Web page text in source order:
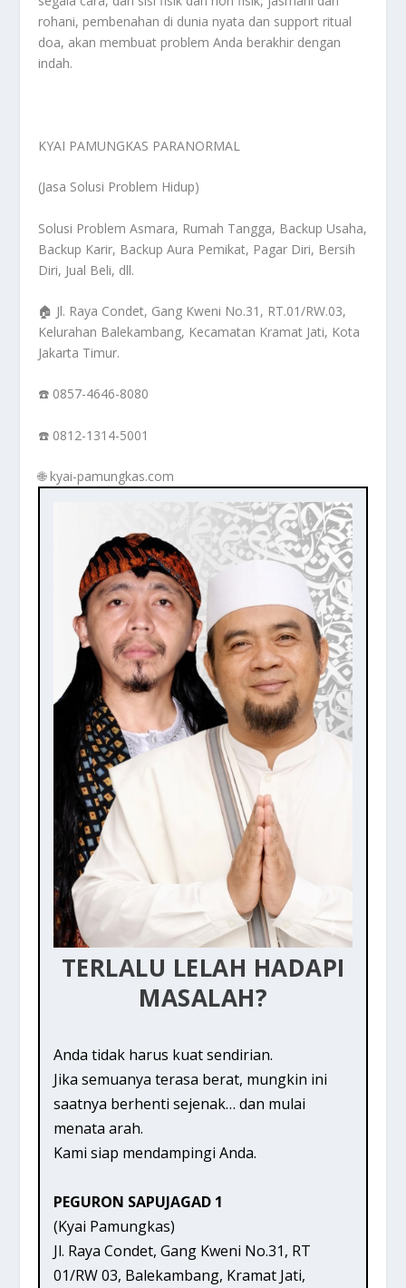
rohani, pembenahan di dunia nyata dan support ritual
doa, akan membuat problem Anda berakhir dengan
indah.
KYAI PAMUNGKAS PARANORMAL
(Jasa Solusi Problem Hidup)
Solusi Problem Asmara, Rumah Tangga, Backup Usaha,
Backup Karir, Backup Aura Pemikat, Pagar Diri, Bersih
Diri, Jual Beli, dll.
🏠 Jl. Raya Condet, Gang Kweni No.31, RT.01/RW.03,
Kelurahan Balekambang, Kecamatan Kramat Jati, Kota
Jakarta Timur.
☎️ 0857-4646-8080
☎️ 0812-1314-5001
🌐 kyai-pamungkas.com
TERLALU LELAH HADAPI
MASALAH?
Anda tidak harus kuat sendirian.
Jika semuanya terasa berat, mungkin ini
saatnya berhenti sejenak… dan mulai
menata arah.
Kami siap mendampingi Anda.
PEGURON SAPUJAGAD 1
(Kyai Pamungkas)
Jl. Raya Condet, Gang Kweni No.31, RT
01/RW 03, Balekambang, Kramat Jati,